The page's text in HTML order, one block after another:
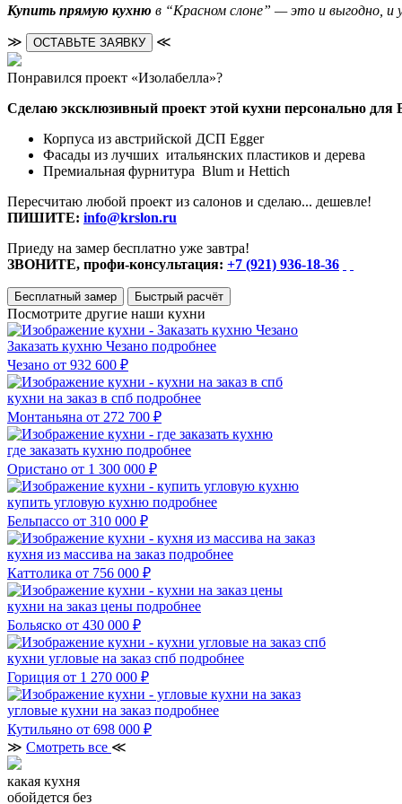
Купить прямую кухню в “Красном слоне” — это и выгодно, и
≫ ОСТАВЬТЕ ЗАЯВКУ ≪
Понравился проект «Изолабелла»?
Сделаю эксклюзивный проект этой кухни персонально для
Корпуса из австрийской ДСП Egger
Фасады из лучших итальянских пластиков и дерева
Премиальная фурнитура Blum и Hettich
Пересчитаю любой проект из салонов и сделаю... дешевле!
ПИШИТЕ: info@krslon.ru
Приеду на замер бесплатно уже завтра!
ЗВОНИТЕ, профи-консультация: +7 (921) 936-18-36
Бесплатный замер Быстрый расчёт
Посмотрите другие наши кухни
Заказать кухню Чезано подробнее
Чезано от 932 600 ₽
кухни на заказ в спб подробнее
Монтаньяна от 272 700 ₽
где заказать кухню подробнее
Ористано от 1 300 000 ₽
купить угловую кухню подробнее
Бельпассо от 310 000 ₽
кухня из массива на заказ подробнее
Каттолика от 756 000 ₽
кухни на заказ цены подробнее
Больяско от 430 000 ₽
кухни угловые на заказ спб подробнее
Гориция от 1 270 000 ₽
угловые кухни на заказ подробнее
Кутильяно от 698 000 ₽
≫ Смотреть все ≪
какая кухня
обойдется без